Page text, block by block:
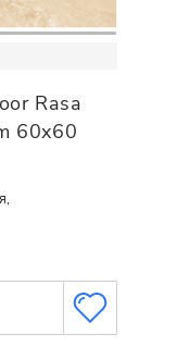
Rasa
60x60